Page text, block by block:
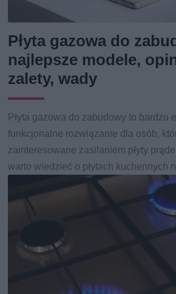
Płyta gazowa do
najlepsze modele,
zalety, wady
Płyta gazowa do zabudowy to bardzo
funkcjonalne rozwiązanie dla osób,
zainteresowane zasilaniem płyty
warto wiedzieć o płytach kuchennych